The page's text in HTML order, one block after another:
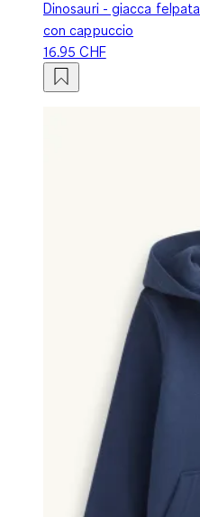
Dinosauri - giacca felpata
con cappuccio
16.95 CHF